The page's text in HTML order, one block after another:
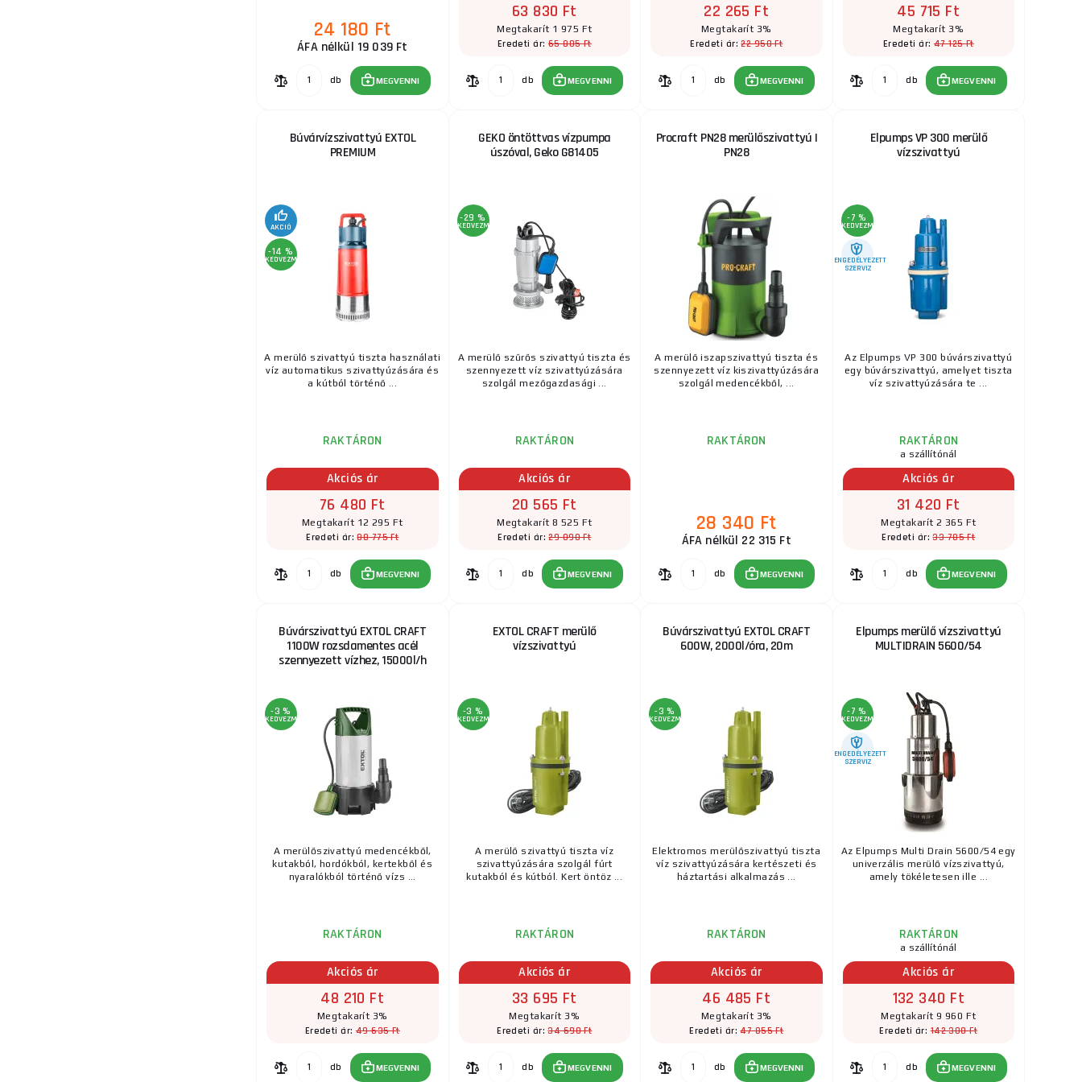
24 180 Ft
ÁFA nélkül 19 039 Ft
db MEGVENNI
63 830 Ft
Megtakarít 1 975 Ft
Eredeti ár: 65 805 Ft
db MEGVENNI
22 265 Ft
Megtakarít 3%
Eredeti ár:22 950 Ft
db MEGVENNI
45 715 Ft
Megtakarít 3%
Eredeti ár: 47 125 Ft
db MEGVENNI
Búvárvízszivattyú EXTOL
PREMIUM
AKCIÓ
-14 %
KEDVEZMÉNY
A merülő szivattyú tiszta használati
víz automatikus szivattyúzására és
a kútból történő ...
RAKTÁRON
Akciós ár
76 480 Ft
Megtakarít 12 295 Ft
Eredeti ár:88 775 Ft
db MEGVENNI
GEKO öntöttvas vízpumpa
úszóval, Geko G81405
-29 %
KEDVEZMÉNY
A merülő szűrős szivattyú tiszta és
szennyezett víz szivattyúzására
szolgál mezőgazdasági ...
RAKTÁRON
Akciós ár
20 565 Ft
Megtakarít 8 525 Ft
Eredeti ár:29 090 Ft
db MEGVENNI
Procraft PN28 merülőszivattyú |
PN28
A merülő iszapszivattyú tiszta és
szennyezett víz kiszivattyúzására
szolgál medencékből, ...
RAKTÁRON
28 340 Ft
ÁFA nélkül 22 315 Ft
db MEGVENNI
Elpumps VP 300 merülő
vízszivattyú
-7 %
KEDVEZMÉNY
ENGEDÉLYEZETT
SZERVIZ
Az Elpumps VP 300 búvárszivattyú
egy búvárszivattyú, amelyet tiszta
víz szivattyúzására te ...
RAKTÁRON
a szállítónál
Akciós ár
31 420 Ft
Megtakarít 2 365 Ft
Eredeti ár:33 785 Ft
db MEGVENNI
Búvárszivattyú EXTOL CRAFT
1100W rozsdamentes acél
szennyezett vízhez, 15000l/h
-3 %
KEDVEZMÉNY
A merülőszivattyú medencékből,
kutakból, hordókból, kertekből és
nyaralókból történő vízs ...
RAKTÁRON
Akciós ár
48 210 Ft
Megtakarít 3%
Eredeti ár: 49 635 Ft
db MEGVENNI
EXTOL CRAFT merülő
vízszivattyú
-3 %
KEDVEZMÉNY
A merülő szivattyú tiszta víz
szivattyúzására szolgál fúrt
kutakból és kútból. Kert öntöz ...
RAKTÁRON
Akciós ár
33 695 Ft
Megtakarít 3%
Eredeti ár:34 690 Ft
db MEGVENNI
Búvárszivattyú EXTOL CRAFT
600W, 2000l/óra, 20m
-3 %
KEDVEZMÉNY
Elektromos merülőszivattyú tiszta
víz szivattyúzására kertészeti és
háztartási alkalmazás ...
RAKTÁRON
Akciós ár
46 485 Ft
Megtakarít 3%
Eredeti ár:47 855 Ft
db MEGVENNI
Elpumps merülő vízszivattyú
MULTIDRAIN 5600/54
-7 %
KEDVEZMÉNY
ENGEDÉLYEZETT
SZERVIZ
Az Elpumps Multi Drain 5600/54 egy
univerzális merülő vízszivattyú,
amely tökéletesen ille ...
RAKTÁRON
a szállítónál
Akciós ár
132 340 Ft
Megtakarít 9 960 Ft
Eredeti ár:142 300 Ft
db MEGVENNI